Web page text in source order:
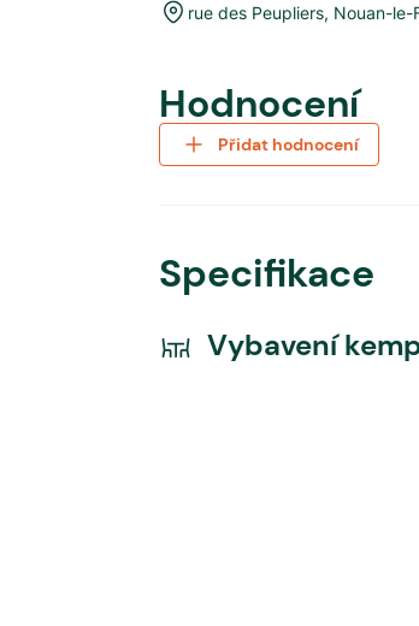
rue des Peupliers, Nouan-le-
Hodnocení
Přidat hodnocení
Specifikace
Vybavení